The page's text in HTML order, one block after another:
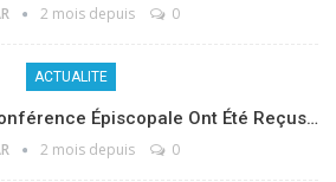
2 mois depuis 0
ACTUALITE
Épiscopale Ont Été Reçus…
2 mois depuis 0